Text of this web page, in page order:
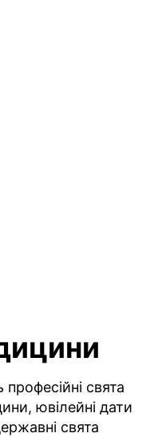
свята
ювілейні дати
свята